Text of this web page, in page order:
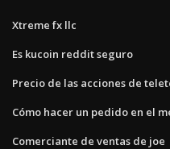
Xtreme fx llc
Es kucoin reddit seguro
Precio de las acciones de
Cómo hacer un pedido en el
Comerciante de ventas de joe